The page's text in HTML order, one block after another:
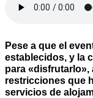
Pese a que el
establecidos, y la
para
restricciones que
servicios de